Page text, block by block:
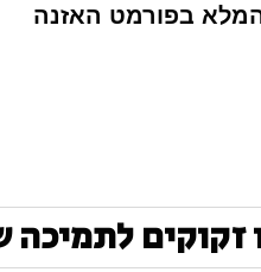
בפורמט האזנה
זקוקים לתמיכה